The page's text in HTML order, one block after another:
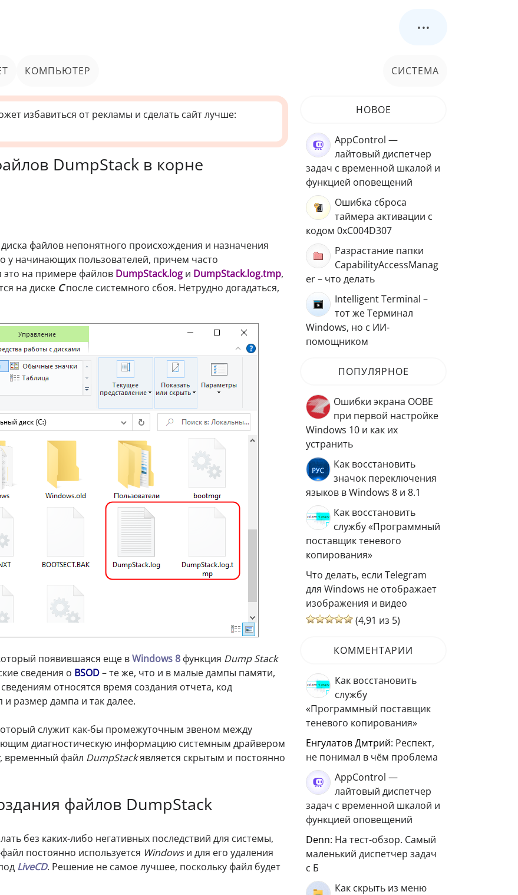
...
КОМПЬЮТЕР СИСТЕМА
избавиться от рекламы и сделать сайт лучше:
DumpStack в корне
файлов непонятного происхождения и назначения
у начинающих пользователей, причем часто
это на примере файлов DumpStack.log и DumpStack.log.tmp,
на диске Cпосле системного сбоя. Нетрудно догадаться,
появившаяся еще вWindows 8 функция Dump Stack
сведения о BSOD– те же, что и в малые дампы памяти,
относятся время создания отчета, код
размер дампа и так далее.
служит как-бы промежуточным звеном между
диагностическую информацию системным драйвером
, временный файл DumpStackявляется скрытым и постоянно
файлов DumpStack
без каких-либо негативных последствий для системы,
постоянно используется Windowsи для его удаления
LiveCD. Решение не самое лучшее, поскольку файл будет
НОВОЕ
AppControl —
лайтовый диспетчер
задач с временной шкалой и
функцией оповещений
Ошибка сброса
таймера активации с
кодом 0xC004D307
Разрастание папки
CapabilityAccessManag
er – что делать
Intelligent Terminal –
тот же Терминал
Windows, но с ИИ-
помощником
ПОПУЛЯРНОЕ
Ошибки экрана OOBE
при первой настройке
Windows 10 и как их
устранить
Как восстановить
значок переключения
языков в Windows 8 и 8.1
Как восстановить
службу «Программный
поставщик теневого
копирования»
Что делать, если Telegram
для Windows не отображает
изображения и видео
(4,91 из 5)
КОММЕНТАРИИ
Как восстановить
службу
«Программный поставщик
теневого копирования»
Енгулатов Дмтрий: Респект,
не понимал в чём проблема
AppControl —
лайтовый диспетчер
задач с временной шкалой и
функцией оповещений
Denn: На тест-обзор. Самый
маленький диспетчер задач
с Б
Как скрыть из меню